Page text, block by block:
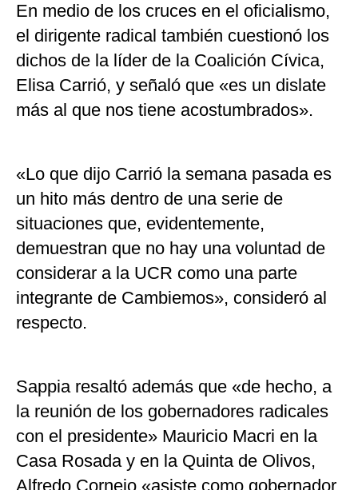
En medio de los cruces en el oficialismo,
el dirigente radical también cuestionó los
dichos de la líder de la Coalición Cívica,
Elisa Carrió, y señaló que «es un dislate
más al que nos tiene acostumbrados».
«Lo que dijo Carrió la semana pasada es
un hito más dentro de una serie de
situaciones que, evidentemente,
demuestran que no hay una voluntad de
considerar a la UCR como una parte
integrante de Cambiemos», consideró al
respecto.
Sappia resaltó además que «de hecho, a
la reunión de los gobernadores radicales
con el presidente» Mauricio Macri en la
Casa Rosada y en la Quinta de Olivos,
Alfredo Cornejo «asiste como gobernador